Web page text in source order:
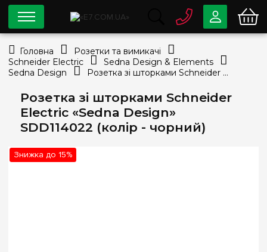
Розетка зі шторками Schneider
Electric «Sedna Design»
SDD114022 (колір - чорний)
Знижка до 15%
0 80033-63-07
info@e7.com.ua
334-79-78
Viber Telegram
Головна
Розетки та вимикачі
Schneider Electric
Sedna Design & Elements
Sedna Design
Розетка зі шторками Schneider Electric «Sedna Design» SDD114022 (колір - чорний)